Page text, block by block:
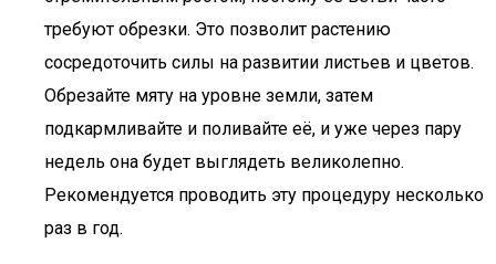
требуют обрезки. Это позволит растению
сосредоточить силы на развитии листьев и цветов.
Обрезайте мяту на уровне земли, затем
подкармливайте и поливайте её, и уже через пару
недель она будет выглядеть великолепно.
Рекомендуется проводить эту процедуру несколько
раз в год.